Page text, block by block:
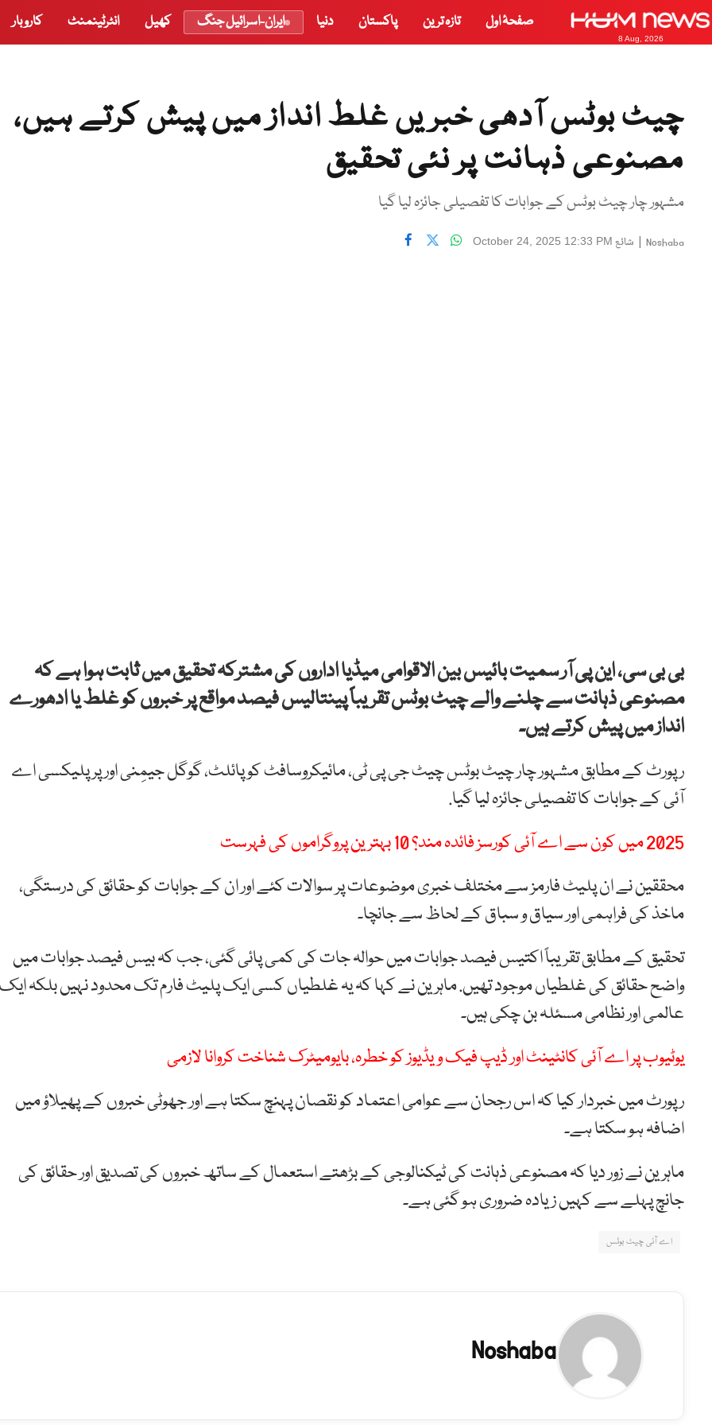
8 Aug, 2026
صفحۂ اول تازہ ترین پاکستان دنیا ایران-اسرائیل جنگ کھیل انٹرٹینمنٹ کاروبار
چیٹ بوٹس آدھی خبریں غلط انداز میں پیش کرتے ہیں،
مصنوعی ذہانت پر نئی تحقیق
مشہور چار چیٹ بوٹس کے جوابات کا تفصیلی جائزہ لیا گیا
Noshaba
| شائع October 24, 2025 12:33 PM
بی بی سی، این پی آر سمیت بائیس بین الاقوامی میڈیا اداروں کی مشترکہ تحقیق میں ثابت ہوا ہے کہ
مصنوعی ذہانت سے چلنے والے چیٹ بوٹس تقریباً پینتالیس فیصد مواقع پر خبروں کو غلط یا ادھورے
انداز میں پیش کرتے ہیں۔
رپورٹ کے مطابق مشہور چار چیٹ بوٹس چیٹ جی پی ٹی، مائیکروسافٹ کوپائلٹ، گوگل جیمِنی اور پرپلیکسی اے
آئی کے جوابات کا تفصیلی جائزہ لیا گیا.
2025 میں کون سے اے آئی کورسز فائدہ مند؟ 10 بہترین پروگراموں کی فہرست
محققین نے ان پلیٹ فارمز سے مختلف خبری موضوعات پر سوالات کئے اور ان کے جوابات کو حقائق کی درستگی،
ماخذ کی فراہمی اور سیاق و سباق کے لحاظ سے جانچا۔
تحقیق کے مطابق تقریباً اکتیس فیصد جوابات میں حوالہ جات کی کمی پائی گئی، جب کہ بیس فیصد جوابات میں
واضح حقائق کی غلطیاں موجود تھیں. ماہرین نے کہا کہ یہ غلطیاں کسی ایک پلیٹ فارم تک محدود نہیں بلکہ ایک
عالمی اور نظامی مسئلہ بن چکی ہیں۔
یوٹیوب پر اے آئی کانٹینٹ اور ڈیپ فیک ویڈیوز کو خطرہ، بایومیٹرک شناخت کروانا لازمی
رپورٹ میں خبردار کیا کہ اس رجحان سے عوامی اعتماد کو نقصان پہنچ سکتا ہے اور جھوٹی خبروں کے پھیلاؤ میں
اضافہ ہو سکتا ہے۔
ماہرین نے زور دیا کہ مصنوعی ذہانت کی ٹیکنالوجی کے بڑھتے استعمال کے ساتھ خبروں کی تصدیق اور حقائق کی
جانچ پہلے سے کہیں زیادہ ضروری ہو گئی ہے۔
اے آئی چیٹ بوٹس
Noshaba